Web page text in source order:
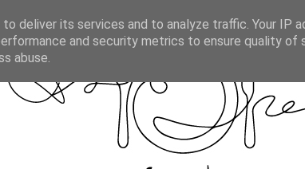
deliver its services and to analyze traffic. Your IP
and security metrics to ensure quality of
abuse.